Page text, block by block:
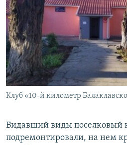
Клуб «10-й километр
Видавший виды поселковый
подремонтировали, на нем